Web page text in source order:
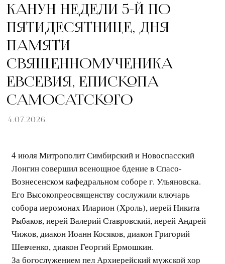
КАНУН НЕДЕЛИ 5-Й ПО
ПЯТИДЕСЯТНИЦЕ, ДНЯ
ПАМЯТИ
СВЯЩЕННОМУЧЕНИКА
ЕВСЕВИЯ, ЕПИСКОПА
САМОСАТСКОГО
4.07.2026
4 июля Митрополит Симбирский и Новоспасский
Лонгин совершил всенощное бдение в Спасо-
Вознесенском кафедральном соборе г. Ульяновска.
Его Высокопреосвященству сослужили ключарь
собора иеромонах Иларион (Хроль), иерей Никита
Рыбаков, иерей Валерий Ставровский, иерей Андрей
Чижов, диакон Иоанн Косяков, диакон Григорий
Шевченко, диакон Георгий Ермошкин.
За богослужением пел Архиерейский мужской хор